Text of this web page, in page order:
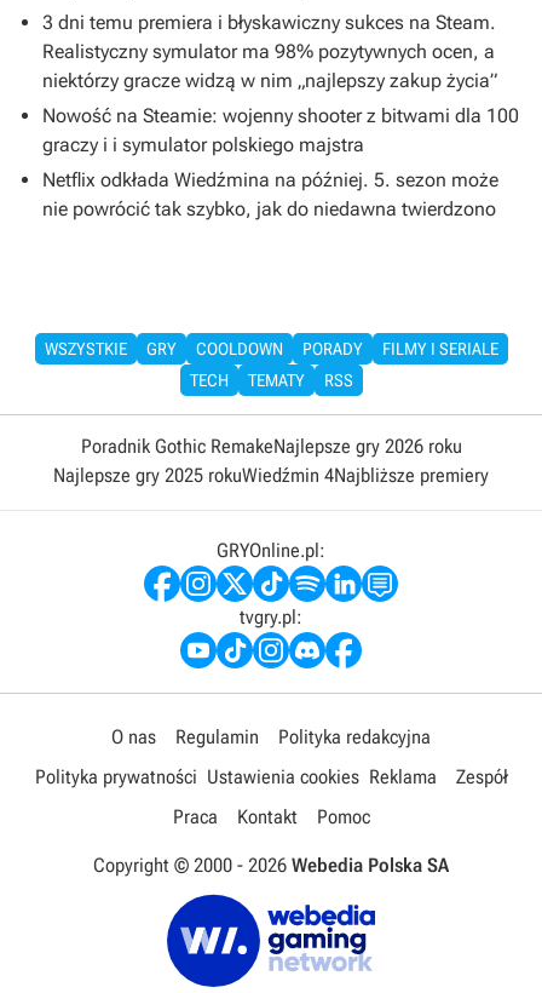
3 dni temu premiera i błyskawiczny sukces na Steam.
Realistyczny symulator ma 98% pozytywnych ocen, a
niektórzy gracze widzą w nim „najlepszy zakup życia”
Nowość na Steamie: wojenny shooter z bitwami dla 100
graczy i i symulator polskiego majstra
Netflix odkłada Wiedźmina na później. 5. sezon może
nie powrócić tak szybko, jak do niedawna twierdzono
WSZYSTKIE GRY COOLDOWN PORADY
FILMY I SERIALE
TECH
TEMATY RSS
Poradnik Gothic RemakeNajlepsze gry 2026 roku
Najlepsze gry 2025 rokuWiedźmin 4Najbliższe premiery
GRYOnline.pl:
tvgry.pl:
O nas Regulamin
Polityka redakcyjna
Polityka prywatności Ustawienia cookies Reklama
Zespół
Praca
Kontakt Pomoc
Copyright © 2000 - 2026 Webedia Polska SA